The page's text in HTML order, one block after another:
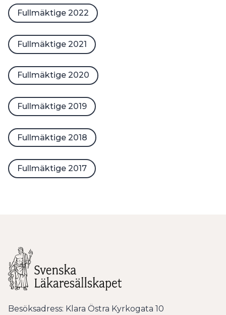
Fullmäktige 2022
Fullmäktige 2021
Fullmäktige 2020
Fullmäktige 2019
Fullmäktige 2018
Fullmäktige 2017
Besöksadress: Klara Östra Kyrkogata 10